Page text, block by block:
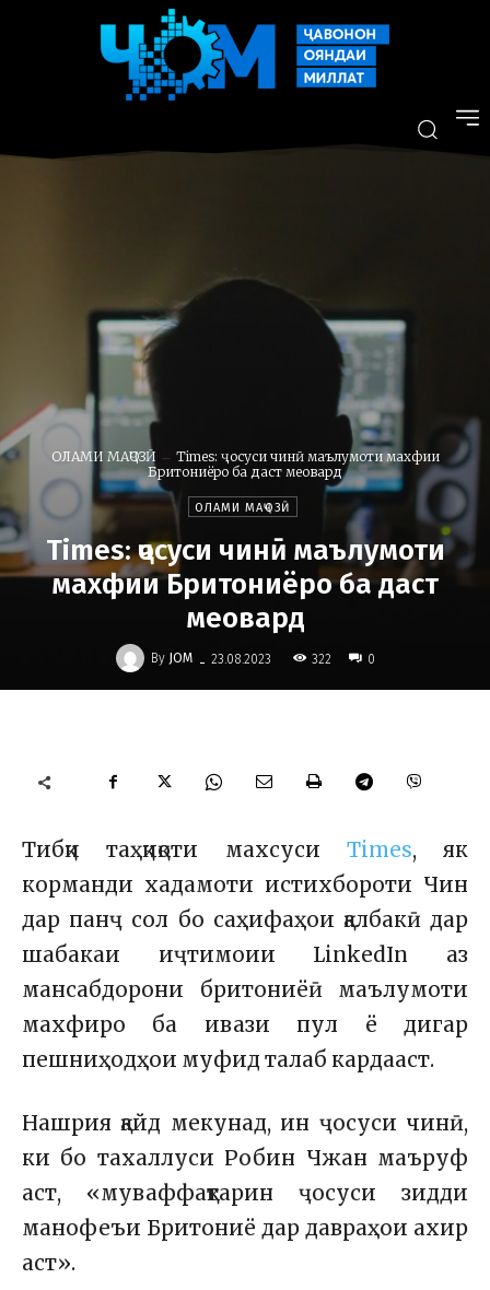
ОЛАМИ МАҶОЗӢ
Times: ҷосуси чинӣ маълумоти махфии
Бритониёро ба даст меовард
ОЛАМИ МАҶОЗӢ
Times: ҷосуси чинӣ маълумоти
махфии Бритониёро ба даст
меовард
By JOM - 23.08.2023 322 0
Тибқи таҳқиқоти махсуси Times, як
корманди хадамоти истихбороти Чин
дар панҷ сол бо саҳифаҳои қалбакӣ дар
шабакаи иҷтимоии LinkedIn аз
мансабдорони бритониёӣ маълумоти
махфиро ба ивази пул ё дигар
пешниҳодҳои муфид талаб кардааст.
Нашрия қайд мекунад, ин ҷосуси чинӣ,
ки бо тахаллуси Робин Чжан маъруф
аст, «муваффақтарин ҷосуси зидди
манофеъи Бритониё дар давраҳои ахир
аст».